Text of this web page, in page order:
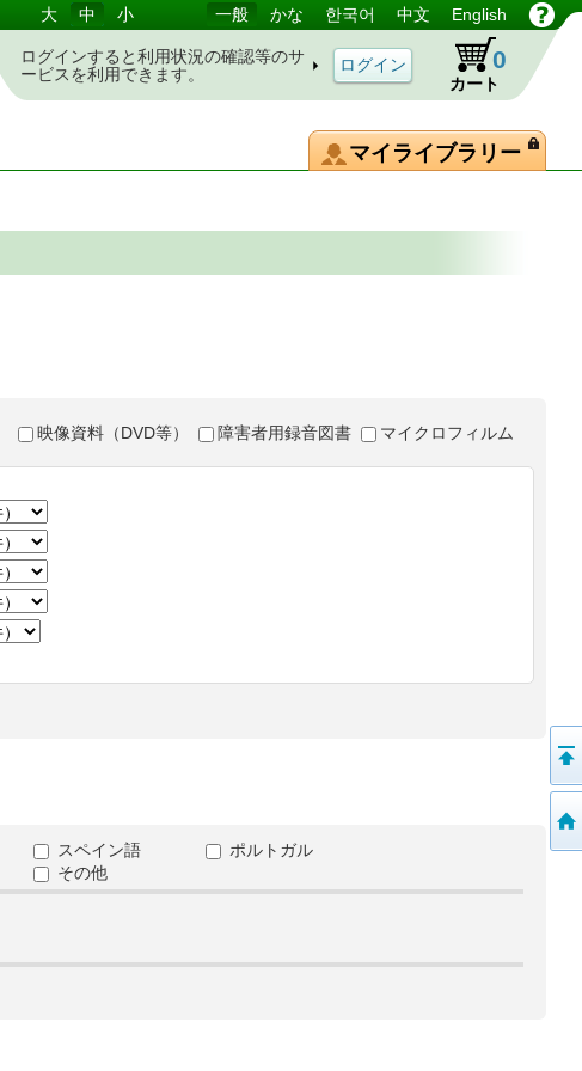
大 中 小 一般 かな 한국어 中文 English
ログインすると利用状況の確認等のサ
ービスを利用できます。
カート
0
マイライブラリー
映像資料（DVD等） 障害者用録音図書 マイクロフィルム
スペイン語
ポルトガル
その他